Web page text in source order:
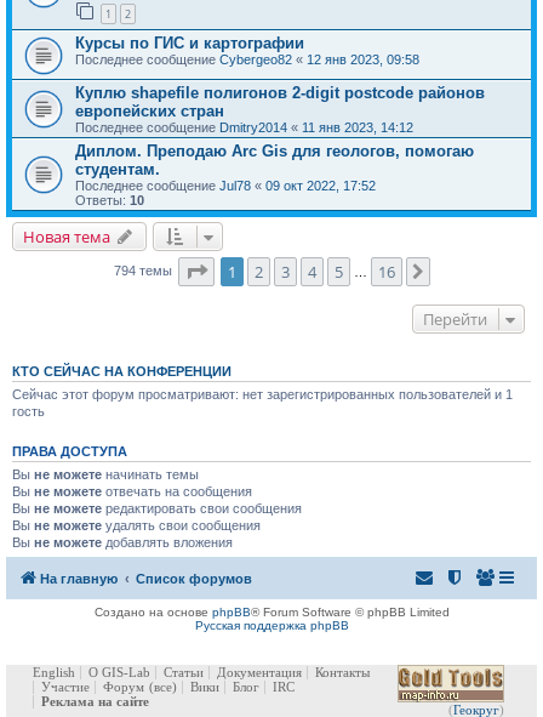
1 2
Курсы по ГИС и картографии
Последнее сообщение Cybergeo82 « 12 янв 2023, 09:58
Куплю shapefile полигонов 2-digit postcode районов
европейских стран
Последнее сообщение Dmitry2014 « 11 янв 2023, 14:12
Диплом. Преподаю Arc Gis для геологов, помогаю
студентам.
Последнее сообщение Jul78 « 09 окт 2022, 17:52
Ответы: 10
Новая тема
794 темы Страница1 из
1 2 3 4 5 16
Перейти
КТО СЕЙЧАС НА КОНФЕРЕНЦИИ
Сейчас этот форум просматривают: нет зарегистрированных пользователей и 1
гость
ПРАВА ДОСТУПА
Вы не можете начинать темы
Вы не можете отвечать на сообщения
Вы не можете редактировать свои сообщения
Вы не можете удалять свои сообщения
Вы не можете добавлять вложения
На главную Список форумов
Создано на основе phpBB® Forum Software © phpBB Limited
Русская поддержка phpBB
(Геокруг)
English О GIS-Lab Статьи Документация
Контакты
Участие
Форум (все) Вики Блог
IRC
Реклама на сайте